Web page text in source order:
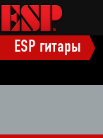
ESP гитары